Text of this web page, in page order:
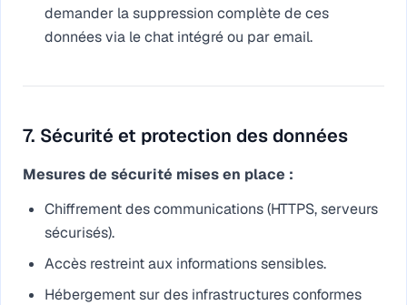
demander la suppression complète de ces
données via le chat intégré ou par email.
7. Sécurité et protection des données
Mesures de sécurité mises en place :
Chiffrement des communications (HTTPS, serveurs
sécurisés).
Accès restreint aux informations sensibles.
Hébergement sur des infrastructures conformes